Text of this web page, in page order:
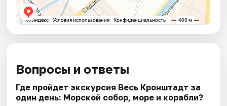
Вопросы и ответы
Где пройдет экскурсия Весь Кронштадт за
один день: Морской собор, море и корабли?